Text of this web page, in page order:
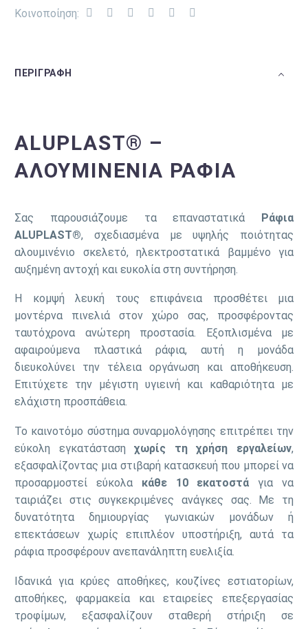
Κοινοποίηση:
ΠΕΡΙΓΡΑΦΉ
ALUPLAST® –
ΑΛΟΥΜΙΝΈΝΙΑ ΡΆΦΙΑ
Σας παρουσιάζουμε τα επαναστατικά Ράφια
ALUPLAST®, σχεδιασμένα με υψηλής ποιότητας
αλουμινένιο σκελετό, ηλεκτροστατικά βαμμένο για
αυξημένη αντοχή και ευκολία στη συντήρηση.
Η κομψή λευκή τους επιφάνεια προσθέτει μια
μοντέρνα πινελιά στον χώρο σας, προσφέροντας
ταυτόχρονα ανώτερη προστασία. Εξοπλισμένα με
αφαιρούμενα πλαστικά ράφια, αυτή η μονάδα
διευκολύνει την τέλεια οργάνωση και αποθήκευση.
Επιτύχετε την μέγιστη υγιεινή και καθαριότητα με
ελάχιστη προσπάθεια.
Το καινοτόμο σύστημα συναρμολόγησης επιτρέπει την
εύκολη εγκατάστασηχωρίς τη χρήση εργαλείων,
εξασφαλίζοντας μια στιβαρή κατασκευή που μπορεί να
προσαρμοστεί εύκολα κάθε 10 εκατοστά για να
ταιριάζει στις συγκεκριμένες ανάγκες σας. Με τη
δυνατότητα δημιουργίας γωνιακών μονάδων ή
επεκτάσεων χωρίς επιπλέον υποστήριξη, αυτά τα
ράφια προσφέρουν ανεπανάληπτη ευελιξία.
Ιδανικά για κρύες αποθήκες, κουζίνες εστιατορίων,
αποθήκες, φαρμακεία και εταιρείες επεξεργασίας
τροφίμων, εξασφαλίζουν σταθερή στήριξη σε